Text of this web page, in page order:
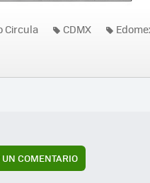
Circula CDMX
COMENTARIO